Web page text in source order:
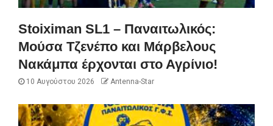
Stoiximan SL1 – Παναιτωλικός:
Μούσα Τζενέπο και Μάρβελους
Νακάμπα έρχονται στο Αγρίνιο!
10 Αυγούστου 2026 Antenna-Star